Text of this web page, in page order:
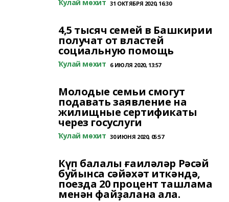
Ҡулай мөхит 31 ОКТЯБРЯ 2020, 16:30
4,5 тысяч семей в Башкирии
получат от властей
социальную помощь
Ҡулай мөхит 6 ИЮЛЯ 2020, 13:57
Молодые семьи смогут
подавать заявление на
жилищные сертификаты
через госуслуги
Ҡулай мөхит 30 ИЮНЯ 2020, 05:57
Күп балалы ғаиләләр Рәсәй
буйынса сәйәхәт иткәндә,
поезда 20 процент ташлама
менән файҙалана ала.